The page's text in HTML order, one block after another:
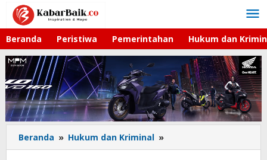
Lewati
konten
Beranda Peristiwa Pemerintahan Hukum dan
Beranda » Hukum dan Kriminal »
Batu